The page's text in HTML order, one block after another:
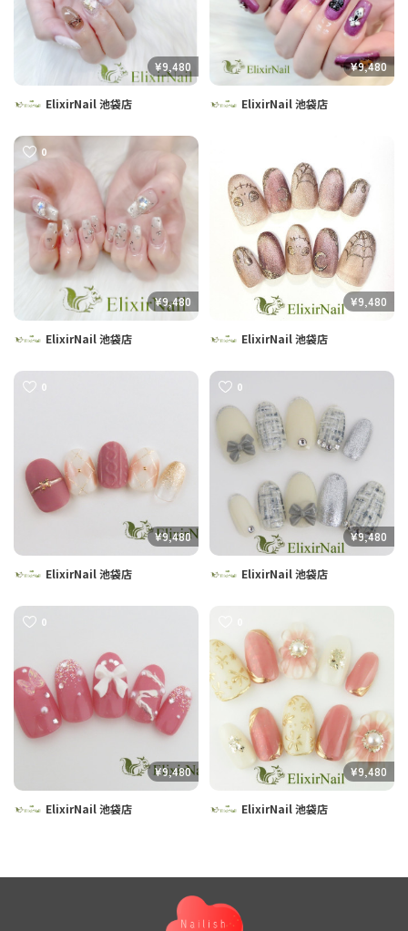
¥9,480
ElixirNail 池袋店
¥9,480
ElixirNail 池袋店
¥9,480
0
ElixirNail 池袋店
¥9,480
ElixirNail 池袋店
¥9,480
0
ElixirNail 池袋店
¥9,480
0
ElixirNail 池袋店
¥9,480
0
ElixirNail 池袋店
¥9,480
ElixirNail 池袋店